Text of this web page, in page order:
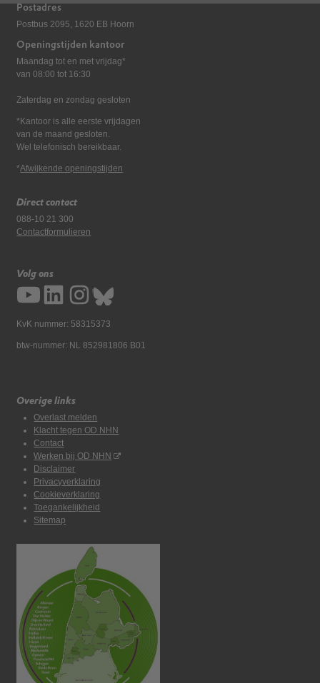
Postadres
Postbus 2095, 1620 EB Hoorn
Openingstijden kantoor
Maandag tot en met vrijdag*
van 08:00 tot 16:30
Zaterdag en zondag gesloten
*Kantoor is alle eerste vrijdagen
van de maand gesloten.
Wel telefonisch bereikbaar.
*Afwijkende openingstijden
Direct contact
088-10 21 300
Contactformulieren
Volg ons
KvK nummer: 58315373
btw-nummer: NL 852981806 B01
Overige links
Overlast melden
Klacht tegen OD NHN
Contact
Werken bij OD NHN
Disclaimer
Privacyverklaring
Cookieverklaring
Toegankelijkheid
Sitemap